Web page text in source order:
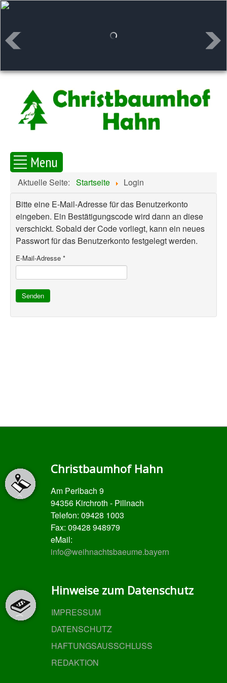
Menu
Aktuelle Seite: Startseite
Login
Bitte eine E-Mail-Adresse für das Benutzerkonto
eingeben. Ein Bestätigungscode wird dann an diese
verschickt. Sobald der Code vorliegt, kann ein neues
Passwort für das Benutzerkonto festgelegt werden.
E-Mail-Adresse *
Senden
Christbaumhof Hahn
Am Perlbach 9
94356 Kirchroth - Pillnach
Telefon: 09428 1003
Fax: 09428 948979
eMail:
info@weihnachtsbaeume.bayern
Hinweise zum Datenschutz
IMPRESSUM
DATENSCHUTZ
HAFTUNGSAUSSCHLUSS
REDAKTION